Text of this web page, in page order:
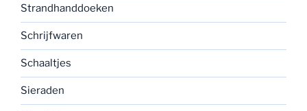
Strandhanddoeken
Schrijfwaren
Schaaltjes
Sieraden